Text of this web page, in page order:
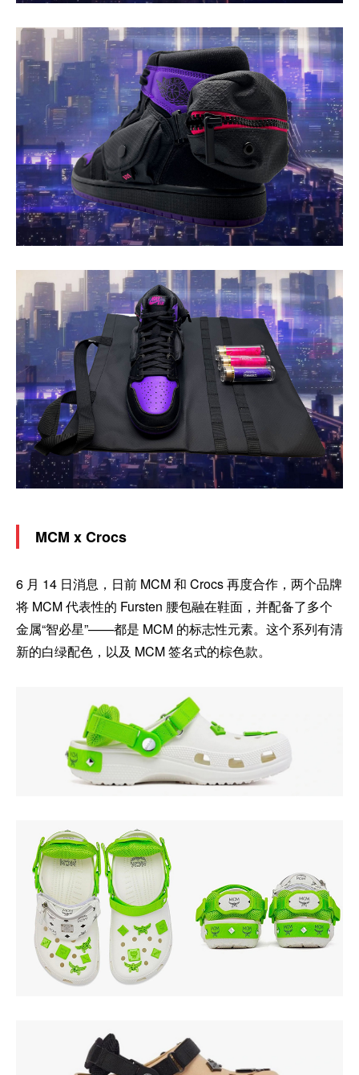
MCM x Crocs
6 月 14 日消息，日前 MCM 和 Crocs 再度合作，两个品牌
将 MCM 代表性的 Fursten 腰包融在鞋面，并配备了多个
金属“智必星”——都是 MCM 的标志性元素。这个系列有清
新的白绿配色，以及 MCM 签名式的棕色款。